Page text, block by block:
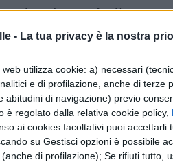
- La tua privacy è la nostra
utilizza cookie: a) necessari
e di profilazione, anche di terze
abitudini di navigazione) previo
è regolato dalla relativa cookie policy,
ai cookies facoltativi puoi
su Gestisci opzioni è possibile
di profilazione); Se rifiuti tutto,
lunghezza. Le linee
di Asch, chiamati ad
già state date (in
errate. Anche di
le valutazioni dei
In entrambe questi
delle norme e farle